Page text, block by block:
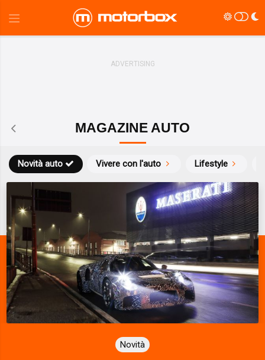
MAGAZINE AUTO
Novità auto Vivere con l'auto Lifestyle
Novità